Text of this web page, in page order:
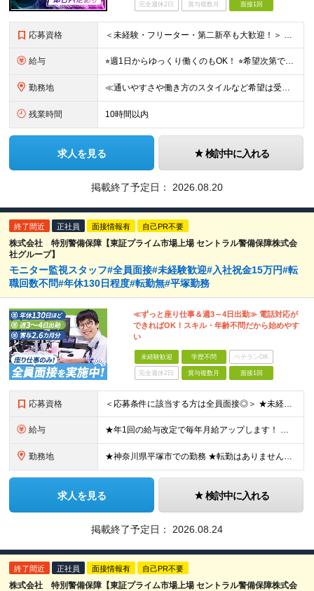
完全週休2日 賞与複数月 面接1回
応募資格 ＜未経験・フリーター・第二新卒も大歓迎！＞ ※学歴不問 ★堅苦しい志望動機は必要なし！ ★コミュ力に自信がなくてもOK！ ★特別な資格や専門知識は必要ありません！ 【こんな想いをお持ちの方はぜひ
給与 ⭐︎週1日からゆっくり働くのもOK！ ⭐︎希望次第で収入UPも可能！ 当務（当直）／日給21,450円～24,700円 長夜勤／日給13,650円～15,275円 ※支給方法※ 15日締め、25日
勤務地 ≪通いやすさや働き方のスタイルなど希望は受け入れます！》 ★転居を伴う転勤なし ★直行直帰が基本 ★駅チカ・オープニング案件も多数 ・希望に応じて東京都内近郊、ほか神奈川・千葉・埼玉も含め、配属先を
残業時間 10時間以内
求人を見る 検討中に入れる
掲載終了予定日： 2026.08.20
終了間近 正社員 面接情報有 自己PR不要
株式会社 特別警備保障【東証プライム市場上場 セントラル警備保障株式会
社グループ】
モニター監視スタッフ#全員面接#未経験歓迎#入社祝金15万円#転
職回数不問#年休130日程度#転勤無#平塚勤務
≪ずっと座り仕事＆週3～4日出勤≫ 電話対応が
できればOK！スキル・年齢不問だから始めやす
い
未経験歓迎 学歴不問 ベテランOK
完全週休2日 賞与複数月 面接1回
応募資格 ＜応募条件に該当する方は全員面接◎＞ ★未経験・第二新卒大歓迎！ ★社会人＆正社員デビューを実現できます！ ◆学歴不問 ◆65歳未満の方（定年年齢を上限とするため） ◆転職回数・ブランク不問 ≪人
給与 ★年1回の給与改定で毎年月給アップします！ ★家族・夜勤・深夜・健診など多彩な各種手当をご用意！ 月給22万1,000円～23万6,000円＋残業手当＋その他手当 ※上記は最低保証額です。年1回の給
勤務地 ★神奈川県平塚市での勤務 ★転勤はありません！ ★車・バイク通勤OK ≪本社≫ 神奈川県平塚市四之宮2-14-52 (変更の範囲)上記を除く当社関連勤務地
求人を見る 検討中に入れる
掲載終了予定日： 2026.08.24
終了間近 正社員 面接情報有 自己PR不要
株式会社 特別警備保障【東証プライム市場上場 セントラル警備保障株式会